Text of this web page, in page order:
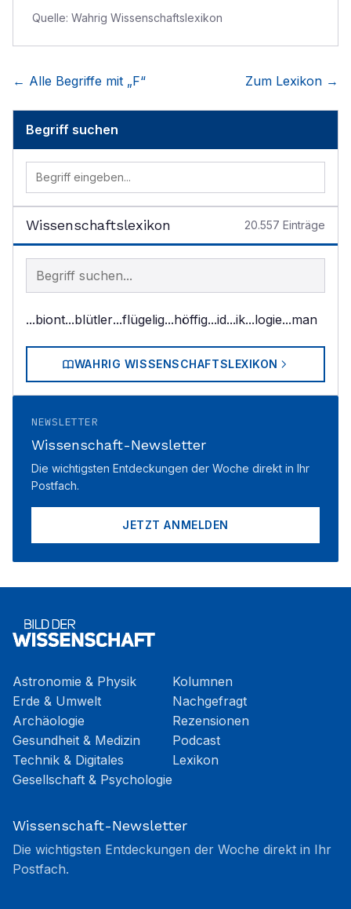
Quelle: Wahrig Wissenschaftslexikon
← Alle Begriffe mit „F“ Zum Lexikon →
Begriff suchen
Wissenschaftslexikon 20.557 Einträge
Begriff im Lexikon suchen
...biont...blütler...flügelig...höffig...id...ik...logie...man
WAHRIG WISSENSCHAFTSLEXIKON
NEWSLETTER
Wissenschaft-Newsletter
Die wichtigsten Entdeckungen der Woche direkt in Ihr
Postfach.
JETZT ANMELDEN
Astronomie & Physik
Erde & Umwelt
Archäologie
Gesundheit & Medizin
Technik & Digitales
Gesellschaft & Psychologie
Kolumnen
Nachgefragt
Rezensionen
Podcast
Lexikon
Wissenschaft-Newsletter
Die wichtigsten Entdeckungen der Woche direkt in Ihr
Postfach.